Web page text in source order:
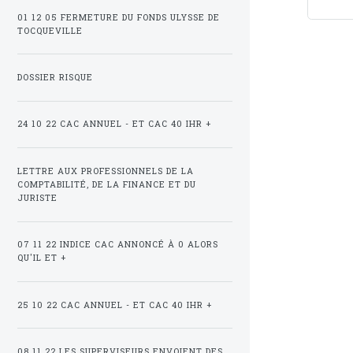
01 12 05 FERMETURE DU FONDS ULYSSE DE
TOCQUEVILLE
DOSSIER RISQUE
24 10 22 CAC ANNUEL - ET CAC 40 IHR +
LETTRE AUX PROFESSIONNELS DE LA
COMPTABILITÉ, DE LA FINANCE ET DU
JURISTE
07 11 22 INDICE CAC ANNONCÉ À 0 ALORS
QU'IL ET +
25 10 22 CAC ANNUEL - ET CAC 40 IHR +